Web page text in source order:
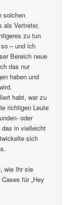
solchen
als Vertreter,
zu tun
– und ich
Bereich neue
das nur
haben und
habt, war zu
richtigen Leute
oder
das in vielleicht
sich
wie Ihr sie
für „Hey